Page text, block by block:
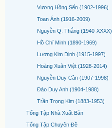
Vương Hồng Sển (1902-1996)
Toan Ánh (1916-2009)
Nguyễn Q. Thắng (1940-XXXX)
Hồ Chí Minh (1890-1969)
Lương Kim Định (1915-1997)
Hoàng Xuân Việt (1928-2014)
Nguyễn Duy Cần (1907-1998)
Đào Duy Anh (1904-1988)
Trần Trọng Kim (1883-1953)
Tổng Tập Nhà Xuất Bản
Tổng Tập Chuyên Đề